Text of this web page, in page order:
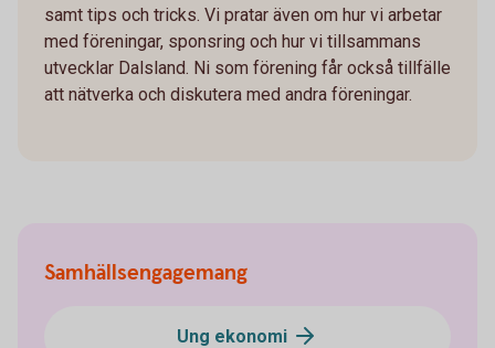
samt tips och tricks. Vi pratar även om hur vi arbetar
med föreningar, sponsring och hur vi tillsammans
utvecklar Dalsland. Ni som förening får också tillfälle
att nätverka och diskutera med andra föreningar.
Samhällsengagemang
Ung ekonomi